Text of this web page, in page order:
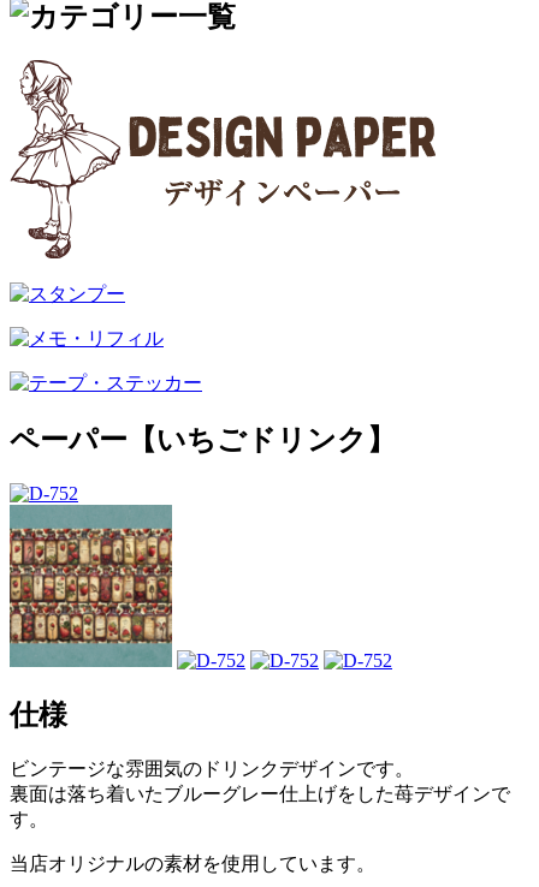
ペーパー【いちごドリンク】
仕様
ビンテージな雰囲気のドリンクデザインです。
裏面は落ち着いたブルーグレー仕上げをした苺デザインで
す。
当店オリジナルの素材を使用しています。